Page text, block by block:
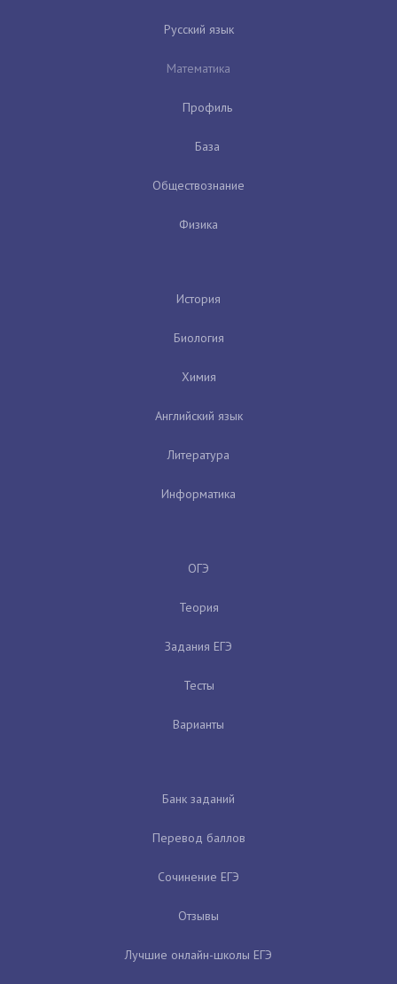
Русский язык
Математика
Профиль
База
Обществознание
Физика
История
Биология
Химия
Английский язык
Литература
Информатика
ОГЭ
Теория
Задания ЕГЭ
Тесты
Варианты
Банк заданий
Перевод баллов
Сочинение ЕГЭ
Отзывы
Лучшие онлайн-школы ЕГЭ